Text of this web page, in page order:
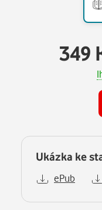
349
Ukázka ke
ePub